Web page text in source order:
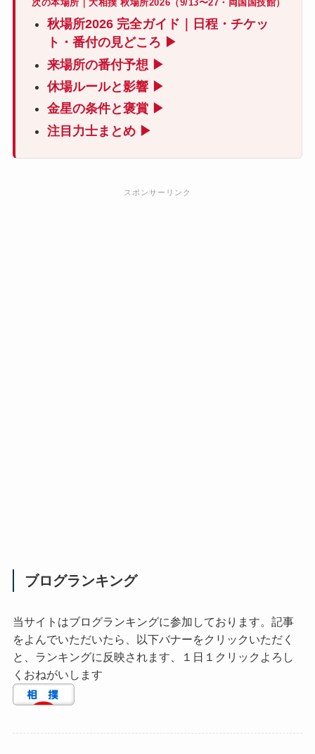
次の本場所｜大相撲 秋場所2026（9/13〜27・両国国技館）
秋場所2026 完全ガイド｜日程・チケッ
ト・番付の見どころ ▶
来場所の番付予想 ▶
休場ルールと影響 ▶
金星の条件と褒賞 ▶
注目力士まとめ ▶
スポンサーリンク
ブログランキング
当サイトはブログランキングに参加しております。記事
をよんでいただいたら、以下バナーをクリックいただく
と、ランキングに反映されます、１日１クリックよろし
くおねがいします